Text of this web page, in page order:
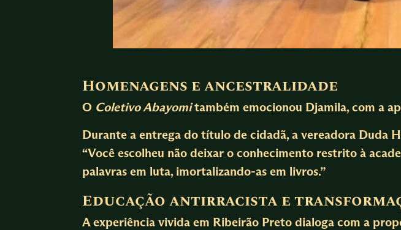
Homenagens e ancestralidade
O Coletivo Abayomitambém emocionou Djamila, com a
Durante a entrega do título de cidadã, a vereadora Duda
“Você escolheu não deixar o conhecimento restrito à
palavras em luta, imortalizando-as em livros.”
Educação antirracista e
A experiência vivida em Ribeirão Preto dialoga com a